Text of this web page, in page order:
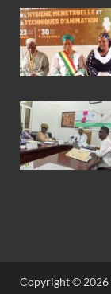
Copyright © 2026